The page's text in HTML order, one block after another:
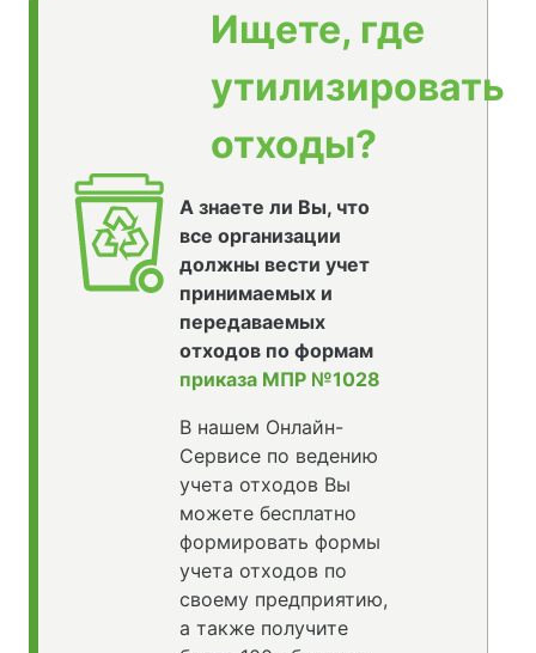
Ищете, где
утилизировать
отходы?
А знаете ли Вы, что
все организации
должны вести учет
принимаемых и
передаваемых
отходов по формам
приказа МПР №1028
В нашем Онлайн-
Сервисе по ведению
учета отходов Вы
можете бесплатно
формировать формы
учета отходов по
своему предприятию,
а также получите